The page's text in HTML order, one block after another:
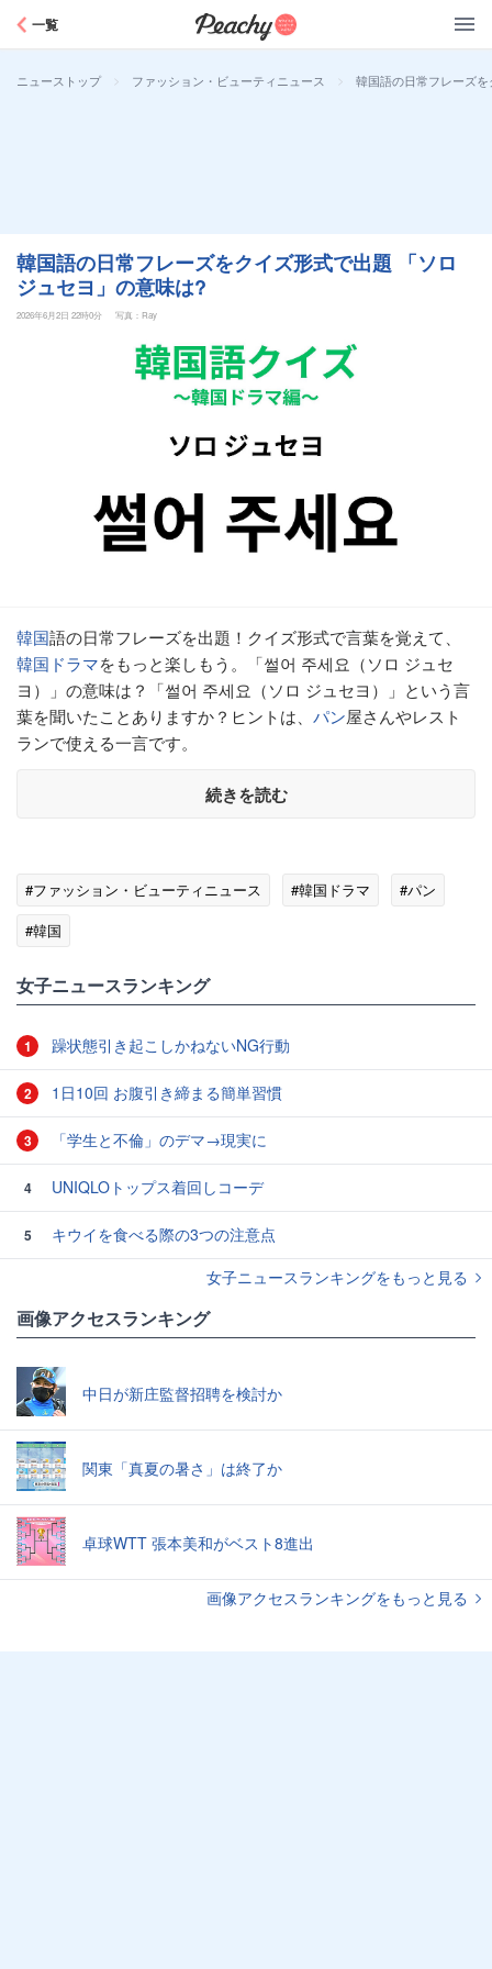
一覧
ニューストップ > ファッション・ビューティニュース > 韓国語の日常フレーズ
韓国語の日常フレーズをクイズ形式で出題 「ソロ
ジュセヨ」の意味は?
2026年6月2日 22時0分 写真：Ray
韓国語の日常フレーズを出題！クイズ形式で言葉を覚えて、
韓国ドラマをもっと楽しもう。「썰어 주세요（ソロ ジュセ
ヨ）」の意味は？「썰어 주세요（ソロ ジュセヨ）」という言
葉を聞いたことありますか？ヒントは、 パン屋さんやレスト
ランで使える一言です。
続きを読む
#ファッション・ビューティニュース #韓国ドラマ
#パン
#韓国
女子ニュースランキング
1 躁状態引き起こしかねないNG行動
2 1日10回 お腹引き締まる簡単習慣
3 「学生と不倫」のデマ→現実に
4 UNIQLOトップス着回しコーデ
5
キウイを食べる際の3つの注意点
女子ニュースランキングをもっと見る
画像アクセスランキング
中日が新庄監督招聘を検討か
関東「真夏の暑さ」は終了か
卓球WTT 張本美和がベスト8進出
画像アクセスランキングをもっと見る